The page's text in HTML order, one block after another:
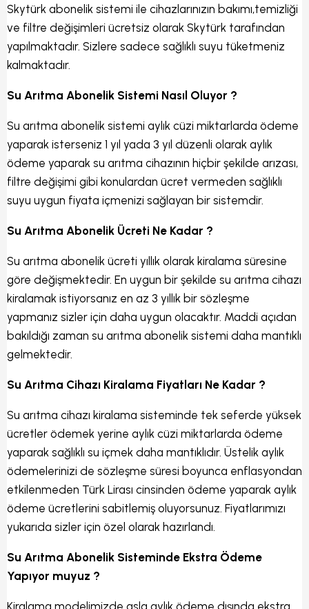
Skytürk abonelik sistemi ile cihazlarınızın bakımı,temizliği
ve filtre değişimleri ücretsiz olarak Skytürk tarafından
yapılmaktadır. Sizlere sadece sağlıklı suyu tüketmeniz
kalmaktadır.
Su Arıtma Abonelik Sistemi Nasıl Oluyor ?
Su arıtma abonelik sistemi aylık cüzi miktarlarda ödeme
yaparak isterseniz 1 yıl yada 3 yıl düzenli olarak aylık
ödeme yaparak su arıtma cihazının hiçbir şekilde arızası,
filtre değişimi gibi konulardan ücret vermeden sağlıklı
suyu uygun fiyata içmenizi sağlayan bir sistemdir.
Su Arıtma Abonelik Ücreti Ne Kadar ?
Su arıtma abonelik ücreti yıllık olarak kiralama süresine
göre değişmektedir. En uygun bir şekilde su arıtma cihazı
kiralamak istiyorsanız en az 3 yıllık bir sözleşme
yapmanız sizler için daha uygun olacaktır. Maddi açıdan
bakıldığı zaman su arıtma abonelik sistemi daha mantıklı
gelmektedir.
Su Arıtma Cihazı Kiralama Fiyatları Ne Kadar ?
Su arıtma cihazı kiralama sisteminde tek seferde yüksek
ücretler ödemek yerine aylık cüzi miktarlarda ödeme
yaparak sağlıklı su içmek daha mantıklıdır. Üstelik aylık
ödemelerinizi de sözleşme süresi boyunca enflasyondan
etkilenmeden Türk Lirası cinsinden ödeme yaparak aylık
ödeme ücretlerini sabitlemiş oluyorsunuz. Fiyatlarımızı
yukarıda sizler için özel olarak hazırlandı.
Su Arıtma Abonelik Sisteminde Ekstra Ödeme
Yapıyor muyuz ?
Kiralama modelimizde asla aylık ödeme dışında ekstra